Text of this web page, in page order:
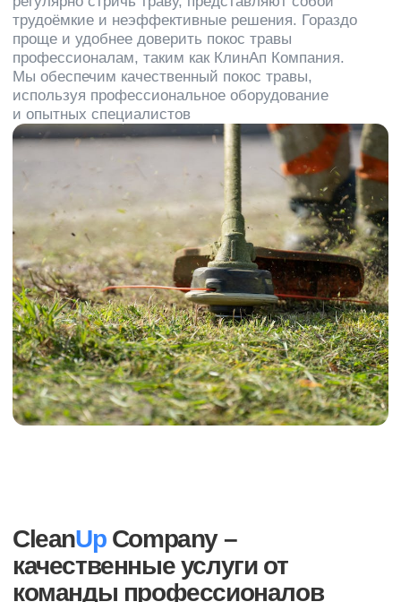
CleanUpCompany –
качественные услуги от
команды профессионалов
Мы берем на себя вопросы чистоты, чтобы вашим
клиентам было приятно к вам возвращаться
оборудование
Для поддержания чистоты и порядка на
территориях мы применяем
высококачественное профессиональное
оборудование и специализированные
инструменты
Квалифицированный
персонал
Уборкой территории занимаются только
профессионалы своего дела. Ваша
территория всегда будет выглядеть
ухоженно и опрятно